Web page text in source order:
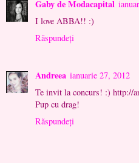
Gaby de Modacapital
I love ABBA!! :)
Răspundeți
Andreea ianuarie 27, 2012
Te invit la concurs! :) http://
Pup cu drag!
Răspundeți